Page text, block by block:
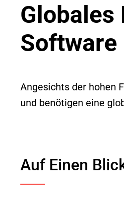
Globales
Angesichts der hohen
und benötigen eine
Auf Einen